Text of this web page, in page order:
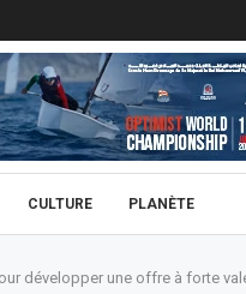
CULTURE PLANÈTE
développer une offre à forte